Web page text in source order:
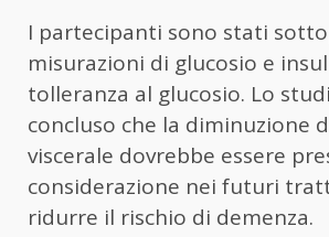
I partecipanti sono stati
misurazioni di glucosio e
tolleranza al glucosio. Lo
concluso che la diminuzione
viscerale dovrebbe essere
considerazione nei futuri
ridurre il rischio di demenza.